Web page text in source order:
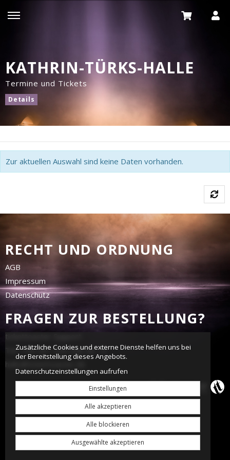
KATHRIN-TÜRKS-HALLE
Termine und Tickets
Details
Zur aktuellen Auswahl sind keine Daten vorhanden.
RECHT UND ORDNUNG
AGB
Impressum
Datenschutz
FRAGEN ZUR BESTELLUNG?
tickettoaster Support
Tel.: +49 561 350 296 28 - 0
hallo@tickettoaster.de
Zusätzliche Cookies und externe Dienste helfen uns bei
der Bereitstellung dieses Angebots.
Datenschutzeinstellungen aufrufen
Einstellungen
Alle akzeptieren
Alle blockieren
Ausgewählte akzeptieren